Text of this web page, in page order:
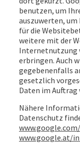
benutzen, um
auszuwerten,
für die
weitere mit der
Internetnutzung
erbringen. Auch
gegebenenfalls
gesetzlich
Daten im Auftrag
Nähere
Datenschutz
www.google.at/